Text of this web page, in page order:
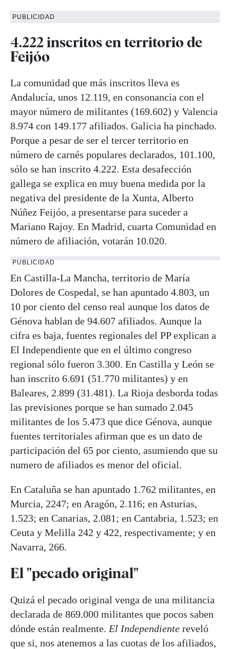
PUBLICIDAD
4.222 inscritos en territorio de
Feijóo
La comunidad que más inscritos lleva es
Andalucía, unos 12.119, en consonancia con el
mayor número de militantes (169.602) y Valencia
8.974 con 149.177 afiliados. Galicia ha pinchado.
Porque a pesar de ser el tercer territorio en
número de carnés populares declarados, 101.100,
sólo se han inscrito 4.222. Esta desafección
gallega se explica en muy buena medida por la
negativa del presidente de la Xunta, Alberto
Núñez Feijóo, a presentarse para suceder a
Mariano Rajoy. En Madrid, cuarta Comunidad en
número de afiliación, votarán 10.020.
PUBLICIDAD
En Castilla-La Mancha, territorio de María
Dolores de Cospedal, se han apuntado 4.803, un
10 por ciento del censo real aunque los datos de
Génova hablan de 94.607 afiliados. Aunque la
cifra es baja, fuentes regionales del PP explican a
El Independiente que en el último congreso
regional sólo fueron 3.300. En Castilla y León se
han inscrito 6.691 (51.770 militantes) y en
Baleares, 2.899 (31.481). La Rioja desborda todas
las previsiones porque se han sumado 2.045
militantes de los 5.473 que dice Génova, aunque
fuentes territoriales afirman que es un dato de
participación del 65 por ciento, asumiendo que su
numero de afiliados es menor del oficial.
En Cataluña se han apuntado 1.762 militantes, en
Murcia, 2247; en Aragón, 2.116; en Asturias,
1.523; en Canarias, 2.081; en Cantabria, 1.523; en
Ceuta y Melilla 242 y 422, respectivamente; y en
Navarra, 266.
El "pecado original"
Quizá el pecado original venga de una militancia
declarada de 869.000 militantes que pocos saben
dónde están realmente. El Independiente reveló
que si, nos atenemos a las cuotas de los afiliados,